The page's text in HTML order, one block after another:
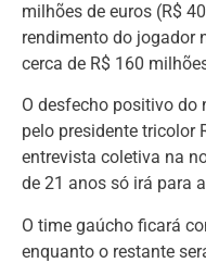
milhões de euros (R$
rendimento do jogador
cerca de R$ 160
O desfecho positivo do
pelo presidente tricolor
entrevista coletiva na
de 21 anos só irá para
O time gaúcho ficará
enquanto o restante